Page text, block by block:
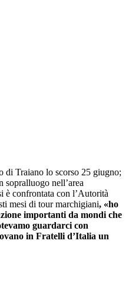
di Traiano lo scorso 25 giugno;
sopralluogo nell’area
è confrontata con l’Autorità
mesi di tour marchigiani, «ho
importanti da mondi che
guardarci con
in Fratelli d’Italia un